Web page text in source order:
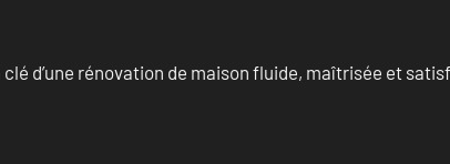
d’une rénovation de maison fluide, maîtrisée et